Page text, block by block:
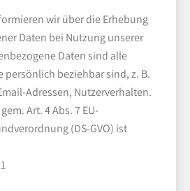
wir über die Erhebung
Daten bei Nutzung unserer
Daten sind alle
persönlich beziehbar sind, z. B.
Adressen, Nutzerverhalten.
Art. 4 Abs. 7 EU-
(DS-GVO) ist